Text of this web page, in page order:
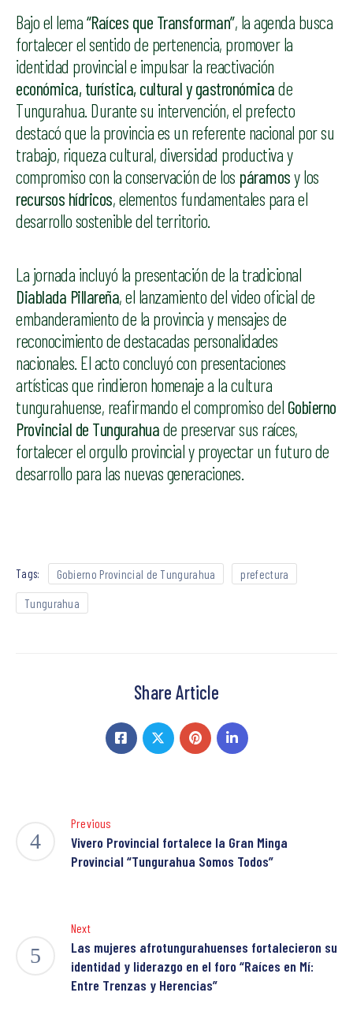
Bajo el lema“Raíces que Transforman”, la agenda busca
fortalecer el sentido de pertenencia, promover la
identidad provincial e impulsar la reactivación
económica, turística, cultural y gastronómicade
Tungurahua. Durante su intervención, el prefecto
destacó que la provincia es un referente nacional por su
trabajo, riqueza cultural, diversidad productiva y
compromiso con la conservación de los páramosy los
recursos hídricos, elementos fundamentales para el
desarrollo sostenible del territorio.
La jornada incluyó la presentación de la tradicional
Diablada Pillareña, el lanzamiento del video oficial de
embanderamiento de la provincia y mensajes de
reconocimiento de destacadas personalidades
nacionales. El acto concluyó con presentaciones
artísticas que rindieron homenaje a la cultura
tungurahuense, reafirmando el compromiso del Gobierno
Provincial de Tungurahuade preservar sus raíces,
fortalecer el orgullo provincial y proyectar un futuro de
desarrollo para las nuevas generaciones.
Tags: Gobierno Provincial de Tungurahua prefectura
Tungurahua
Share Article
Previous
Vivero Provincial fortalece la Gran Minga
Provincial “Tungurahua Somos Todos”
Next
Las mujeres afrotungurahuenses fortalecieron su
identidad y liderazgo en el foro “Raíces en Mí:
Entre Trenzas y Herencias”